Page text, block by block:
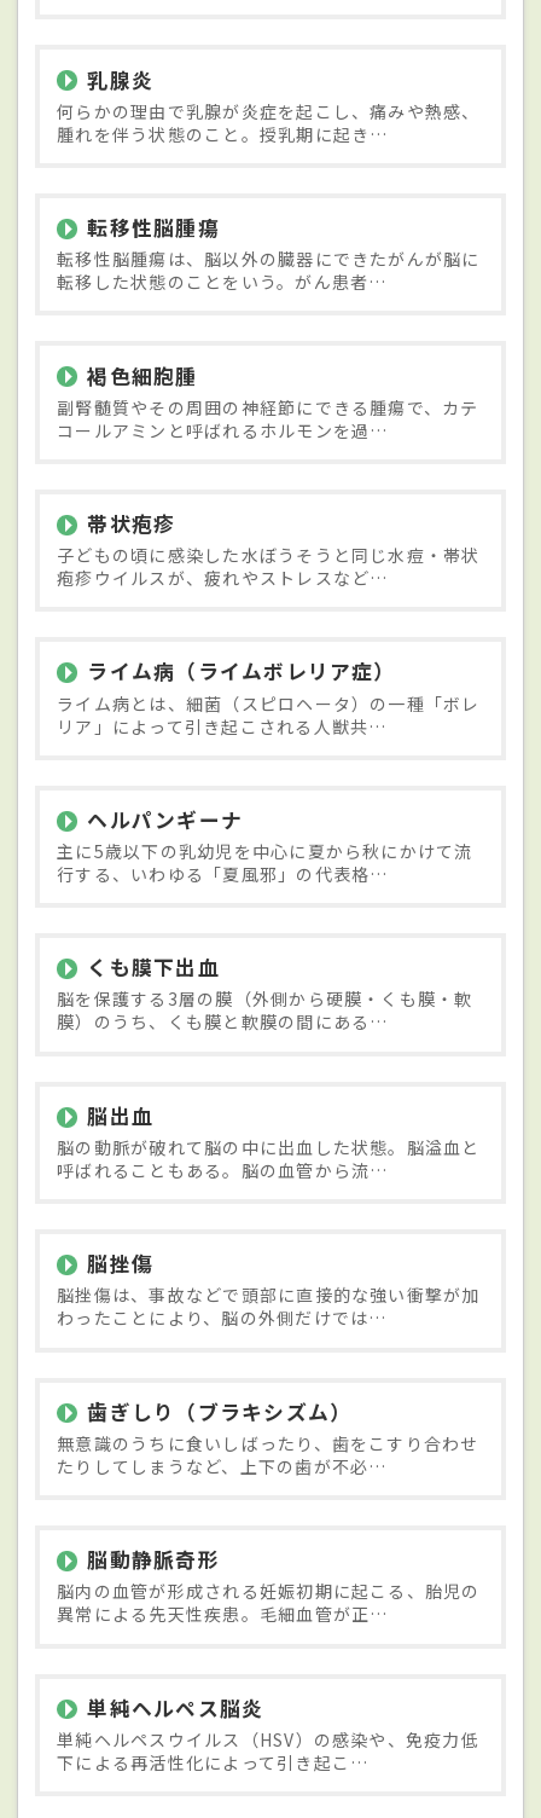
乳腺炎
何らかの理由で乳腺が炎症を起こし、痛みや熱感、
腫れを伴う状態のこと。授乳期に起き…
転移性脳腫瘍
転移性脳腫瘍は、脳以外の臓器にできたがんが脳に
転移した状態のことをいう。がん患者…
褐色細胞腫
副腎髄質やその周囲の神経節にできる腫瘍で、カテ
コールアミンと呼ばれるホルモンを過…
帯状疱疹
子どもの頃に感染した水ぼうそうと同じ水痘・帯状
疱疹ウイルスが、疲れやストレスなど…
ライム病（ライムボレリア症）
ライム病とは、細菌（スピロヘータ）の一種「ボレ
リア」によって引き起こされる人獣共…
ヘルパンギーナ
主に5歳以下の乳幼児を中心に夏から秋にかけて流
行する、いわゆる「夏風邪」の代表格…
くも膜下出血
脳を保護する3層の膜（外側から硬膜・くも膜・軟
膜）のうち、くも膜と軟膜の間にある…
脳出血
脳の動脈が破れて脳の中に出血した状態。脳溢血と
呼ばれることもある。脳の血管から流…
脳挫傷
脳挫傷は、事故などで頭部に直接的な強い衝撃が加
わったことにより、脳の外側だけでは…
歯ぎしり（ブラキシズム）
無意識のうちに食いしばったり、歯をこすり合わせ
たりしてしまうなど、上下の歯が不必…
脳動静脈奇形
脳内の血管が形成される妊娠初期に起こる、胎児の
異常による先天性疾患。毛細血管が正…
単純ヘルペス脳炎
単純ヘルペスウイルス（HSV）の感染や、免疫力低
下による再活性化によって引き起こ…